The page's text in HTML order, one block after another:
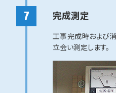
完成測定
工事完成時および
立会い測定します。